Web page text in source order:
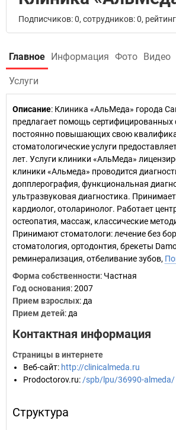
Подписчиков: 0, сотрудников: 0,
Главное Информация Фото Видео
Услуги
Описание: Клиника «АльМеда» города
предлагает помощь сертифицированных
постоянно повышающих свою
стоматологические услуги
лет. Услуги клиники «АльМеда»
клиники «Альмеда» проводится
допплерография, функциональная
ультразвуковая диагностика.
кардиолог, отоларинолог. Работает
остеопатия, массаж, классические
Принимают стоматологи: лечение без
стоматология, ортодонтия, брекеты
реминерализация, отбеливание зубов,
Форма собственности: Частная
Год основания:2007
Прием взрослых: да
Прием детей: да
Контактная информация
Страницы в интернете
Веб-сайт: http://clinicalmeda.ru
Prodoctorov.ru: /spb/lpu/36990-almeda/
Структура